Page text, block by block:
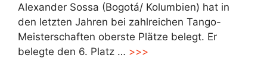
Alexander Sossa (Bogotá/ Kolumbien) hat in
den letzten Jahren bei zahlreichen Tango-
Meisterschaften oberste Plätze belegt. Er
belegte den 6. Platz … >>>